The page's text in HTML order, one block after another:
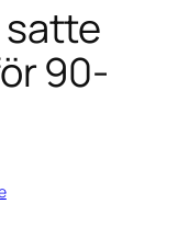
satte
90-